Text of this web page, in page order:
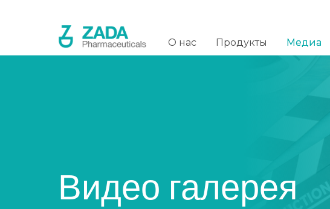
O нас Продукты Медиа
Видео галерея